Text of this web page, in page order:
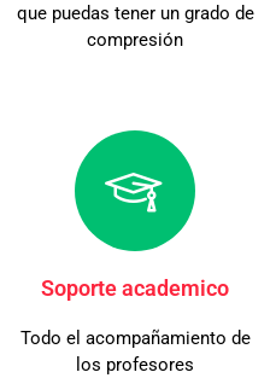
que puedas tener un grado de
compresión
Soporte academico
Todo el acompañamiento de
los profesores